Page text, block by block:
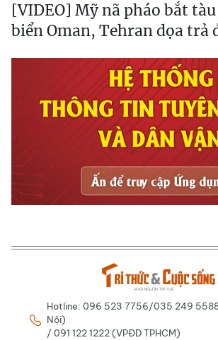
[VIDEO] Mỹ nã pháo bắt
biển Oman, Tehran dọa trả
Hotline: 096 523 7756/035 249 5588
Nội)
/ 091 122 1222 (VPĐD TPHCM)